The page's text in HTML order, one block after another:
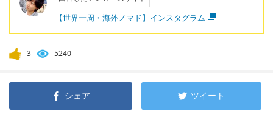
【世界一周・海外ノマド】インスタグラム
3 5240
シェア ツイート